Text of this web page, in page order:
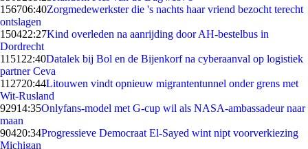
156706:40Zorgmedewerkster die 's nachts haar vriend bezocht terecht
ontslagen
150422:27Kind overleden na aanrijding door AH-bestelbus in
Dordrecht
1151 22:40Datalek bij Bol en de Bijenkorf na cyberaanval op logistiek
partner Ceva
112720:44Litouwen vindt opnieuw migrantentunnel onder grens met
Wit-Rusland
92914:35Onlyfans-model met G-cup wil als NASA-ambassadeur naar
maan
90420:34Progressieve Democraat El-Sayed wint nipt voorverkiezing
Michigan